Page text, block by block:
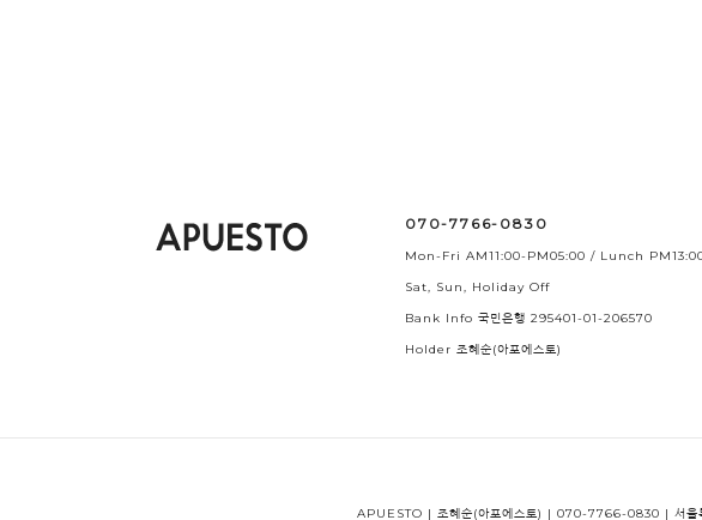
070-7766-0830
Mon-Fri AM11:00-PM05:00 / Lunch
Sat, Sun, Holiday Off
Bank Info 국민은행 295401-01-206570
Holder 조혜순(아포에스토)
APUESTO | 조혜순(아포에스토) | 070-7766-0830 | 서울특